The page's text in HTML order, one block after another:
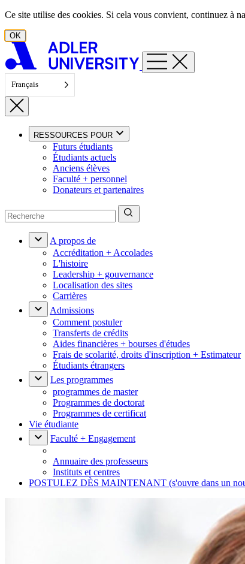
Aller au contenu
Ce site utilise des cookies. Si cela vous convient, continuez à
OK
Français
RESSOURCES POUR
Futurs étudiants
Étudiants actuels
Anciens élèves
Faculté + personnel
Donateurs et partenaires
A propos de
Accréditation + Accolades
L'histoire
Leadership + gouvernance
Localisation des sites
Carrières
Admissions
Comment postuler
Transferts de crédits
Aides financières + bourses d'études
Frais de scolarité, droits d'inscription + Estimateur
Étudiants étrangers
Les programmes
programmes de master
Programmes de doctorat
Programmes de certificat
Vie étudiante
Faculté + Engagement
Annuaire des professeurs
Instituts et centres
POSTULEZ DÈS MAINTENANT (s'ouvre dans un